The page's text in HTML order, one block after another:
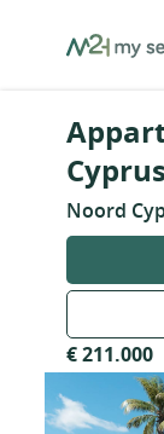
Noord
€ 211.000